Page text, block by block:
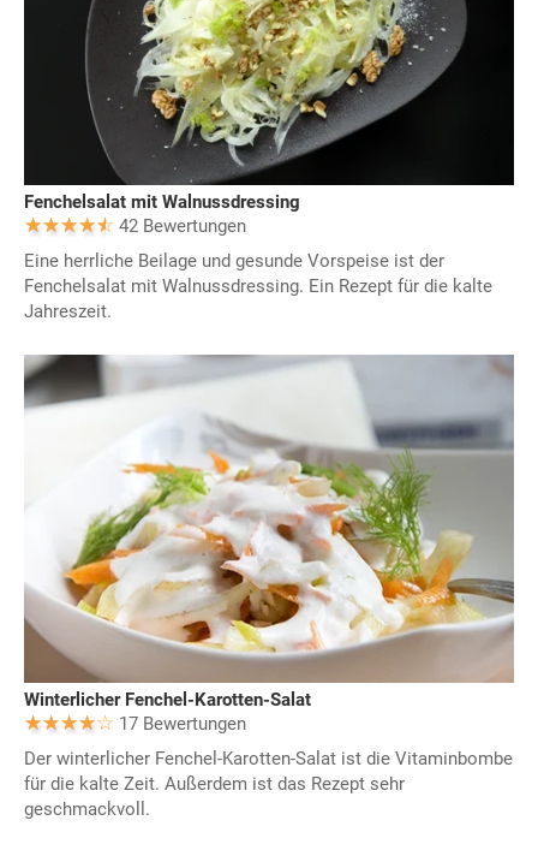
Fenchelsalat mit Walnussdressing
42 Bewertungen
Eine herrliche Beilage und gesunde Vorspeise ist der
Fenchelsalat mit Walnussdressing. Ein Rezept für die kalte
Jahreszeit.
Winterlicher Fenchel-Karotten-Salat
17 Bewertungen
Der winterlicher Fenchel-Karotten-Salat ist die Vitaminbombe
für die kalte Zeit. Außerdem ist das Rezept sehr
geschmackvoll.